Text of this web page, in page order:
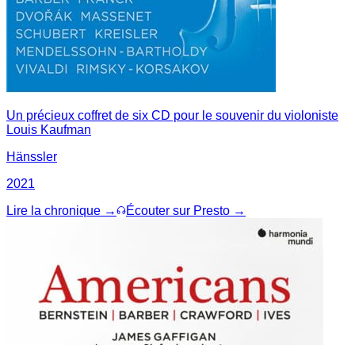
Un précieux coffret de six CD pour le souvenir du violoniste
Louis Kaufman
Hänssler
2021
Lire la chronique →
Écouter sur Presto →